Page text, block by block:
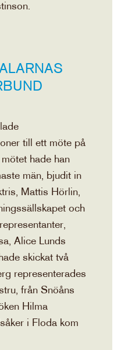
till ett möte på
hade han
män, bjudit in
Mattis Hörlin,
och
Alice Lunds
skickat två
representerades
från Snöåns
Hilma
i Floda kom